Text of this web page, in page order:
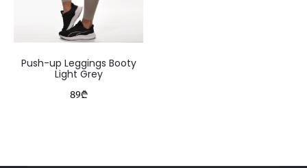
Push-up Leggings Booty
Light Grey
89₾